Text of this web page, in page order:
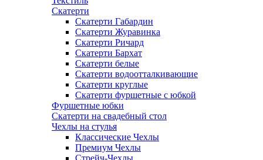
Скатерти
Скатерти Габардин
Скатерти Журавинка
Скатерти Ричард
Скатерти Бархат
Скатерти белые
Скатерти водоотталкивающие
Скатерти круглые
Скатерти фуршетные с юбкой
Фуршетные юбки
Скатерти на свадебный стол
Чехлы на стулья
Классические Чехлы
Премиум Чехлы
Стрейч-Чехлы